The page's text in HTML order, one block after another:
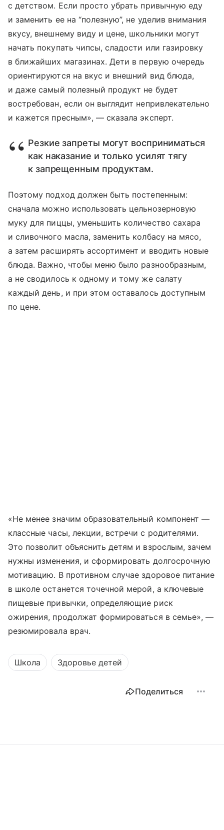
с детством. Если просто убрать привычную еду
и заменить ее на “полезную”, не уделив внимания
вкусу, внешнему виду и цене, школьники могут
начать покупать чипсы, сладости или газировку
в ближайших магазинах. Дети в первую очередь
ориентируются на вкус и внешний вид блюда,
и даже самый полезный продукт не будет
востребован, если он выглядит непривлекательно
и кажется пресным», — сказала эксперт.
Резкие запреты могут восприниматься
как наказание и только усилят тягу
к запрещенным продуктам.
Поэтому подход должен быть постепенным:
сначала можно использовать цельнозерновую
муку для пиццы, уменьшить количество сахара
и сливочного масла, заменить колбасу на мясо,
а затем расширять ассортимент и вводить новые
блюда. Важно, чтобы меню было разнообразным,
а не сводилось к одному и тому же салату
каждый день, и при этом оставалось доступным
по цене.
«Не менее значим образовательный компонент —
классные часы, лекции, встречи с родителями.
Это позволит объяснить детям и взрослым, зачем
нужны изменения, и сформировать долгосрочную
мотивацию. В противном случае здоровое питание
в школе останется точечной мерой, а ключевые
пищевые привычки, определяющие риск
ожирения, продолжат формироваться в семье», —
резюмировала врач.
Школа Здоровье детей
Поделиться